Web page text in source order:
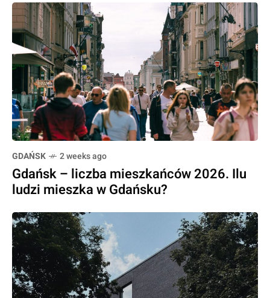
GDAŃSK 2 weeks ago
Gdańsk – liczba mieszkańców 2026. Ilu
ludzi mieszka w Gdańsku?